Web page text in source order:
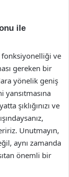
ile
fonksiyonelliği ve
gereken bir
yönelik geniş
yansıtmasına
şıklığınızı ve
Unutmayın,
aynı zamanda
önemli bir